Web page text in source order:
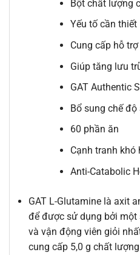
Bột chất lượng
Yếu tố cần thiết
Cung cấp hỗ
Giúp tăng lưu
GAT Authentic
Bổ sung chế độ
60 phần ăn
Cạnh tranh khó
Anti-Catabolic
GAT L-Glutamine là axit
để được sử dụng bởi một
và vận động viên giỏi
cung cấp 5,0 g chất